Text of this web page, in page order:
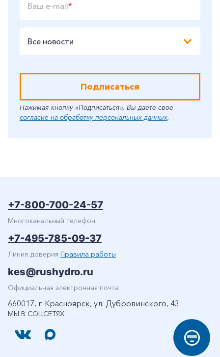
Ваш e-mail*
Все новости
Подписаться
Нажимая кнопку «Подписаться», Вы даете свое
согласие на обработку персональных данных.
МЫ В СОЦСЕТЯХ
+7-800-700-24-57
Многоканальный телефон
+7-495-785-09-37
Линия доверия Правила работы
kes@rushydro.ru
Официальная электронная почта
660017, г. Красноярск, ул. Дубровинского, 43